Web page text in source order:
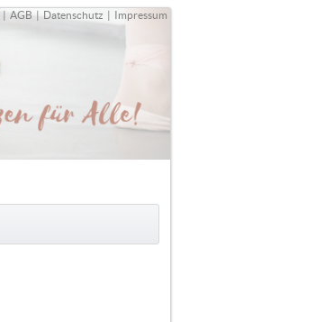
| AGB | Datenschutz | Impressum